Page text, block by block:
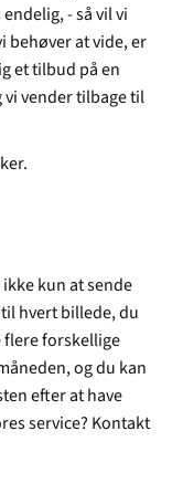
- så vil vi
behøver at vide, er
et tilbud på en
vi vender tilbage til
kun at sende
hvert billede, du
flere forskellige
og du kan
efter at have
service? Kontakt